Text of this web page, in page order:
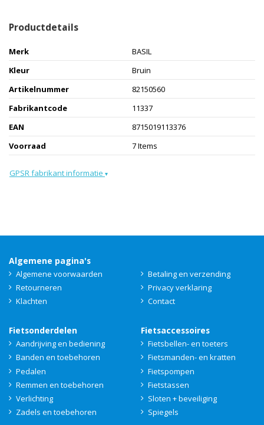
Productdetails
Merk
BASIL
Kleur
Bruin
Artikelnummer
82150560
Fabrikantcode
11337
EAN
8715019113376
Voorraad
7 Items
GPSR fabrikant informatie ▾
Algemene pagina's
Algemene voorwaarden
Betaling en verzending
Retourneren
Privacy verklaring
Klachten
Contact
Fietsonderdelen
Aandrijving en bediening
Banden en toebehoren
Pedalen
Remmen en toebehoren
Verlichting
Zadels en toebehoren
Fietsaccessoires
Fietsbellen- en toeters
Fietsmanden- en kratten
Fietspompen
Fietstassen
Sloten + beveiliging
Spiegels